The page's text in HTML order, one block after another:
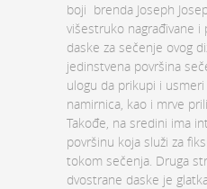
boji brenda Joseph
višestruko nagrađivane
daske za sečenje ovog
jedinstvena površina
ulogu da prikupi i
namirnica, kao i mrve
Takođe, na sredini ima
površinu koja služi za
tokom sečenja. Druga
dvostrane daske je